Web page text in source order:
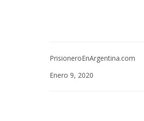
PrisioneroEnArgentina.com
Enero 9, 2020